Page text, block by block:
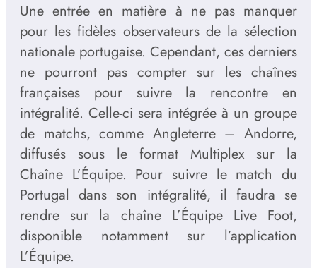
Une entrée en matière à ne pas manquer
pour les fidèles observateurs de la sélection
nationale portugaise. Cependant, ces derniers
ne pourront pas compter sur les chaînes
françaises pour suivre la rencontre en
intégralité. Celle-ci sera intégrée à un groupe
de matchs, comme Angleterre – Andorre,
diffusés sous le format Multiplex sur la
Chaîne L’Équipe. Pour suivre le match du
Portugal dans son intégralité, il faudra se
rendre sur la chaîne L’Équipe Live Foot,
disponible notamment sur l’application
L’Équipe.